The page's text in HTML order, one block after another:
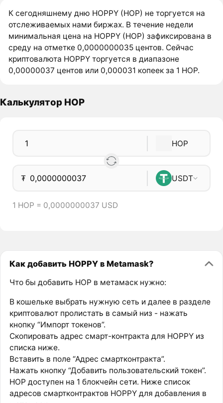
К сегодняшнему дню HOPPY (HOP) не торгуется на
отслеживаемых нами биржах. В течение недели
минимальная цена на HOPPY (HOP) зафиксирована в
среду на отметке 0,0000000035 центов. Сейчас
криптовалюта HOPPY торгуется в диапазоне
0,00000037 центов или 0,000031 копеек за 1 HOP.
Калькулятор HOP
HOP
₮ USDT
1 HOP = 0,0000000037 USD
Как добавить HOPPY в Metamask?
Что бы добавить HOP в метамаск нужно:
В кошельке выбрать нужную сеть и далее в разделе
криптовалют пролистать в самый низ - нажать
кнопку “Импорт токенов”.
Скопировать адрес смарт-контракта для HOPPY из
списка ниже.
Вставить в поле “Адрес смартконтракта”.
Нажать кнопку “Добавить пользовательский токен”.
HOP доступен на 1 блокчейн сети. Ниже список
адресов смартконтрактов HOPPY для добавления в